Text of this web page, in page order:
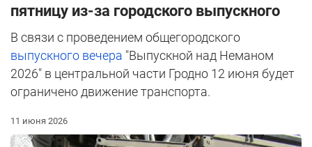
пятницу из-за городского выпускного
В связи с проведением общегородского
выпускного вечера "Выпускной над Неманом
2026" в центральной части Гродно 12 июня будет
ограничено движение транспорта.
11 июня 2026